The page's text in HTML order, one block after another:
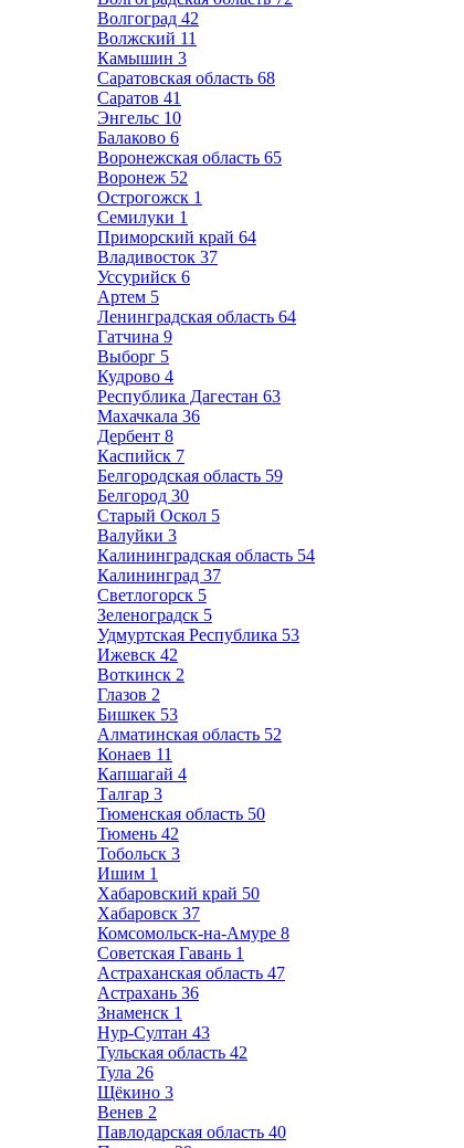
Волгоград 42
Волжский 11
Камышин 3
Саратовская область 68
Саратов 41
Энгельс 10
Балаково 6
Воронежская область 65
Воронеж 52
Острогожск 1
Семилуки 1
Приморский край 64
Владивосток 37
Уссурийск 6
Артем 5
Ленинградская область 64
Гатчина 9
Выборг 5
Кудрово 4
Республика Дагестан 63
Махачкала 36
Дербент 8
Каспийск 7
Белгородская область 59
Белгород 30
Старый Оскол 5
Валуйки 3
Калининградская область 54
Калининград 37
Светлогорск 5
Зеленоградск 5
Удмуртская Республика 53
Ижевск 42
Воткинск 2
Глазов 2
Бишкек 53
Алматинская область 52
Конаев 11
Капшагай 4
Талгар 3
Тюменская область 50
Тюмень 42
Тобольск 3
Ишим 1
Хабаровский край 50
Хабаровск 37
Комсомольск-на-Амуре 8
Советская Гавань 1
Астраханская область 47
Астрахань 36
Знаменск 1
Нур-Султан 43
Тульская область 42
Тула 26
Щёкино 3
Венев 2
Павлодарская область 40